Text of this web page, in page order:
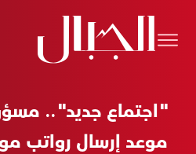
"اجتماع جديد"..
موعد إرسال رواتب